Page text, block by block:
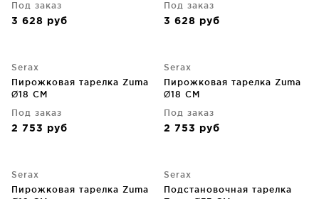
Под заказ
3 628 руб
Под заказ
3 628 руб
Serax
Пирожковая тарелка Zuma
Ø18 CM
Под заказ
2 753 руб
Serax
Пирожковая тарелка Zuma
Ø18 CM
Под заказ
2 753 руб
Serax
Пирожковая тарелка Zuma
Serax
Подстановочная тарелка